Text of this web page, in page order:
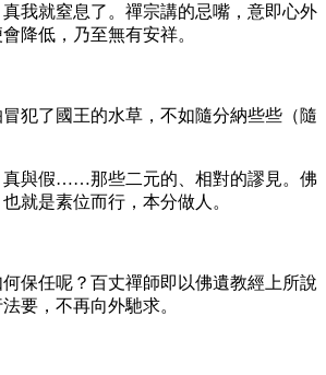
我就窒息了。禪宗講的忌嘴，意即心外
降低，乃至無有安祥。
犯了國王的水草，不如隨分納些些（隨
真與假……那些二元的、相對的謬見。佛
就是素位而行，本分做人。
保任呢？百丈禪師即以佛遺教經上所說
要，不再向外馳求。